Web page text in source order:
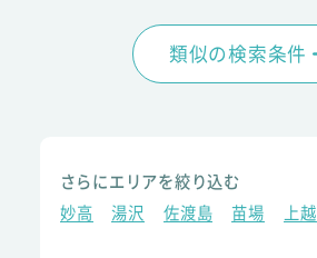
類似の検索条件
さらにエリアを絞り込む
妙高
湯沢 佐渡島 苗場 上越